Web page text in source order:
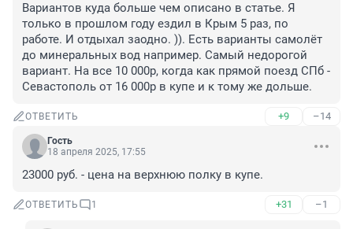
Вариантов куда больше чем описано в статье. Я
только в прошлом году ездил в Крым 5 раз, по
работе. И отдыхал заодно. )). Есть варианты самолёт
до минеральных вод например. Самый недорогой
вариант. На все 10 000р, когда как прямой поезд СПб -
Севастополь от 16 000р в купе и к тому же дольше.
ОТВЕТИТЬ +9 –14
Гость
18 апреля 2025, 17:55
23000 руб. - цена на верхнюю полку в купе.
ОТВЕТИТЬ 1 +31 –1